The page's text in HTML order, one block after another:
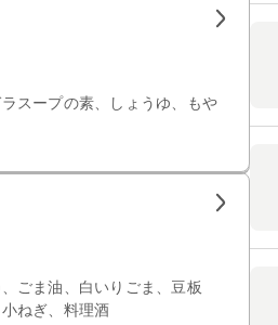
スープの素、しょうゆ、もや
ごま油、白いりごま、豆板
ねぎ、料理酒